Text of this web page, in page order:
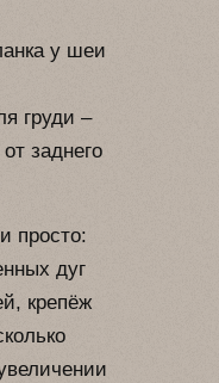
у шеи
груди –
заднего
просто:
дуг
крепёж